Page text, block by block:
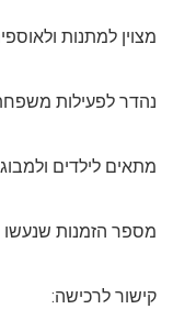
מצוין למתנות
נהדר לפעילות
מתאים לילדים
מספר הזמנות שנעשו
קישור לרכישה: